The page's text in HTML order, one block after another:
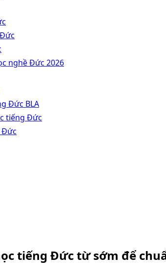
nghề Đức 2026
Đức BLA
tiếng Đức
Đức
tiếng Đức từ sớm để